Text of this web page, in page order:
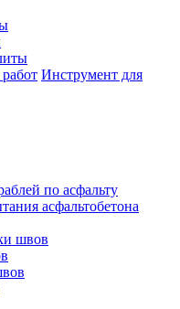
Инструмент для
по асфальту
асфальтобетона
швов